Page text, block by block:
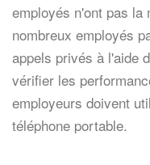
employés n'ont pas la
nombreux employés
appels privés à l'aide
vérifier les
employeurs doivent
téléphone portable.